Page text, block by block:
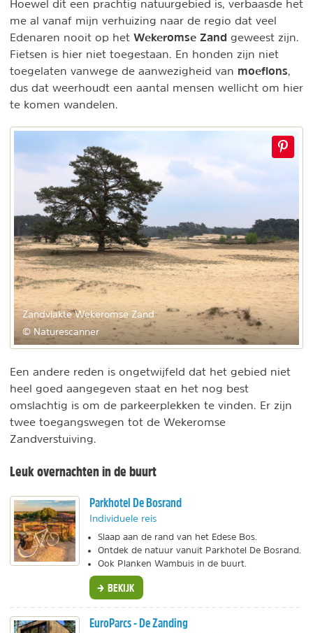
Hoewel dit een prachtig natuurgebied is, verbaasde het
me al vanaf mijn verhuizing naar de regio dat veel
Edenaren nooit op het Wekeromse Zand geweest zijn.
Fietsen is hier niet toegestaan. En honden zijn niet
toegelaten vanwege de aanwezigheid van moeflons
dus dat weerhoudt een aantal mensen wellicht om hier
te komen wandelen.
Zandvlakte Wekeromse Zand
© Naturescanner
Een andere reden is ongetwijfeld dat het gebied niet
heel goed aangegeven staat en het nog best
omslachtig is om de parkeerplekken te vinden. Er zijn
twee toegangswegen tot de Wekeromse
Zandverstuiving.
Leuk overnachten in de buurt
Parkhotel De Bosrand
Individuele reis
Slaap aan de rand van het Edese Bos.
Ontdek de natuur vanuit Parkhotel De Bosrand.
Ook Planken Wambuis in de buurt.
BEKIJK
EuroParcs - De Zanding